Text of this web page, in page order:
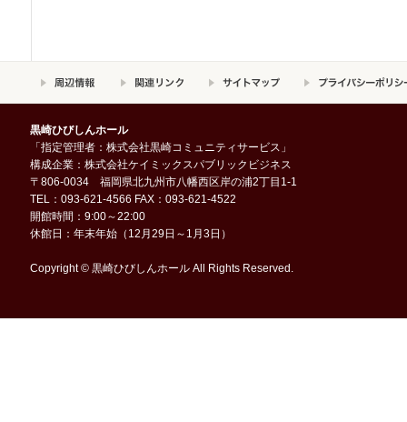
黒崎ひびしんホール
「指定管理者：株式会社黒崎コミュニティサービス」
構成企業：株式会社ケイミックスパブリックビジネス
〒806-0034 福岡県北九州市八幡西区岸の浦2丁目1-1
TEL：093-621-4566 FAX：093-621-4522
開館時間：9:00～22:00
休館日：年末年始（12月29日～1月3日）
Copyright © 黒崎ひびしんホール All Rights Reserved.